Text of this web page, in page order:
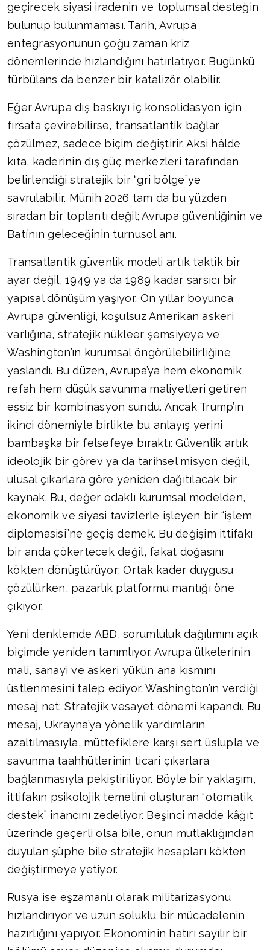
geçirecek siyasi iradenin ve toplumsal desteğin
bulunup bulunmaması. Tarih, Avrupa
entegrasyonunun çoğu zaman kriz
dönemlerinde hızlandığını hatırlatıyor. Bugünkü
türbülans da benzer bir katalizör olabilir.
Eğer Avrupa dış baskıyı iç konsolidasyon için
fırsata çevirebilirse, transatlantik bağlar
çözülmez, sadece biçim değiştirir. Aksi hâlde
kıta, kaderinin dış güç merkezleri tarafından
belirlendiği stratejik bir “gri bölge”ye
savrulabilir. Münih 2026 tam da bu yüzden
sıradan bir toplantı değil; Avrupa güvenliğinin ve
Batı’nın geleceğinin turnusol anı.
Transatlantik güvenlik modeli artık taktik bir
ayar değil, 1949 ya da 1989 kadar sarsıcı bir
yapısal dönüşüm yaşıyor. On yıllar boyunca
Avrupa güvenliği, koşulsuz Amerikan askeri
varlığına, stratejik nükleer şemsiyeye ve
Washington’ın kurumsal öngörülebilirliğine
yaslandı. Bu düzen, Avrupa’ya hem ekonomik
refah hem düşük savunma maliyetleri getiren
eşsiz bir kombinasyon sundu. Ancak Trump’ın
ikinci dönemiyle birlikte bu anlayış yerini
bambaşka bir felsefeye bıraktı: Güvenlik artık
ideolojik bir görev ya da tarihsel misyon değil,
ulusal çıkarlara göre yeniden dağıtılacak bir
kaynak. Bu, değer odaklı kurumsal modelden,
ekonomik ve siyasi tavizlerle işleyen bir “işlem
diplomasisi”ne geçiş demek. Bu değişim ittifakı
bir anda çökertecek değil, fakat doğasını
kökten dönüştürüyor: Ortak kader duygusu
çözülürken, pazarlık platformu mantığı öne
çıkıyor.
Yeni denklemde ABD, sorumluluk dağılımını açık
biçimde yeniden tanımlıyor. Avrupa ülkelerinin
mali, sanayi ve askeri yükün ana kısmını
üstlenmesini talep ediyor. Washington’ın verdiği
mesaj net: Stratejik vesayet dönemi kapandı. Bu
mesaj, Ukrayna’ya yönelik yardımların
azaltılmasıyla, müttefiklere karşı sert üslupla ve
savunma taahhütlerinin ticari çıkarlara
bağlanmasıyla pekiştiriliyor. Böyle bir yaklaşım,
ittifakın psikolojik temelini oluşturan “otomatik
destek” inancını zedeliyor. Beşinci madde kâğıt
üzerinde geçerli olsa bile, onun mutlaklığından
duyulan şüphe bile stratejik hesapları kökten
değiştirmeye yetiyor.
Rusya ise eşzamanlı olarak militarizasyonu
hızlandırıyor ve uzun soluklu bir mücadelenin
hazırlığını yapıyor. Ekonominin hatırı sayılır bir